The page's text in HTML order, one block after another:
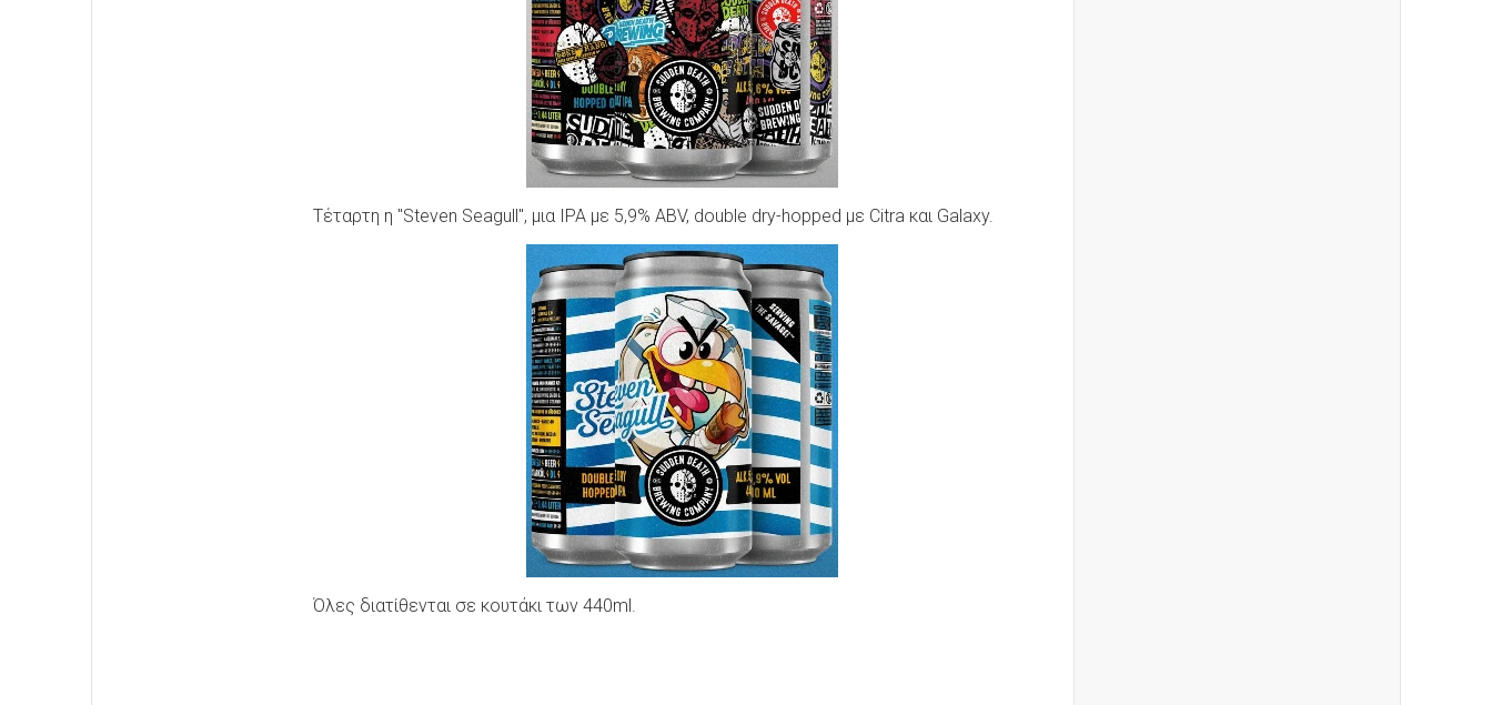
Τέταρτη η "Steven Seagull", μια IPA με 5,9% ABV, double dry-hopped με Citra και Galaxy.
Όλες διατίθενται σε κουτάκι των 440ml.